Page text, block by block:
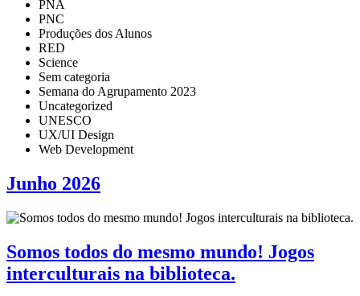
PNA
PNC
Produções dos Alunos
RED
Science
Sem categoria
Semana do Agrupamento 2023
Uncategorized
UNESCO
UX/UI Design
Web Development
Junho 2026
Somos todos do mesmo mundo! Jogos
interculturais na biblioteca.